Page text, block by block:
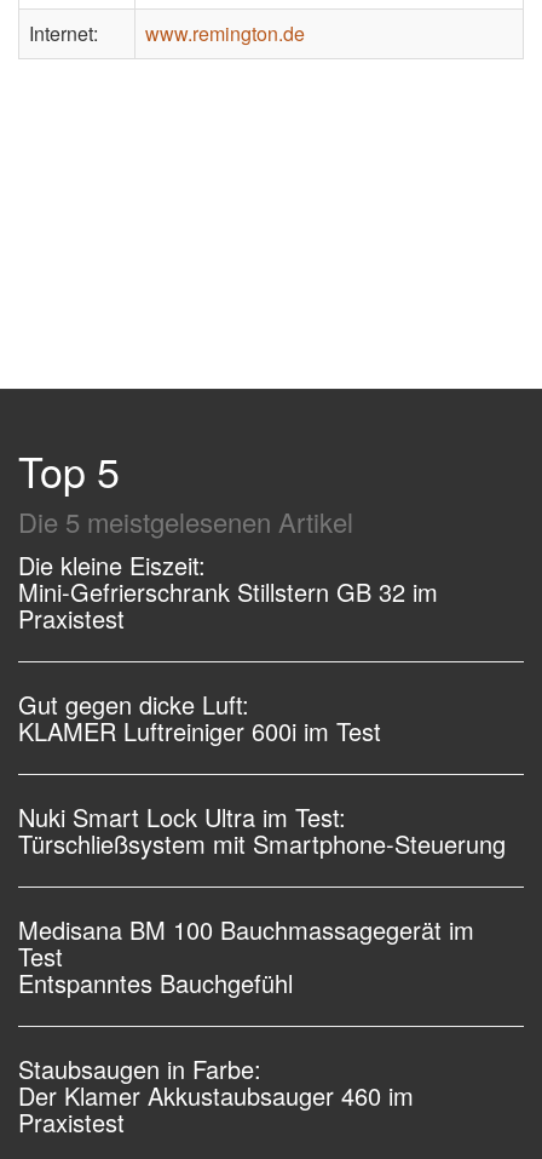
Internet:
www.remington.de
Top 5
Die 5 meistgelesenen Artikel
Die kleine Eiszeit:
Mini-Gefrierschrank Stillstern GB 32 im
Praxistest
Gut gegen dicke Luft:
KLAMER Luftreiniger 600i im Test
Nuki Smart Lock Ultra im Test:
Türschließsystem mit Smartphone-Steuerung
Medisana BM 100 Bauchmassagegerät im
Test
Entspanntes Bauchgefühl
Staubsaugen in Farbe:
Der Klamer Akkustaubsauger 460 im
Praxistest